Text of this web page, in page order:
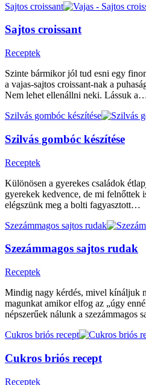
Sajtos croissant
Sajtos croissant
Receptek
Szinte bármikor jól tud esni egy
a vajas-sajtos croissant-nak a
Nem lehet ellenállni neki. Lássuk
Szilvás gombóc készítése
Szilvás gombóc készítése
Receptek
Különösen a gyerekes családok
gyerekek kedvence, de mi felnőttek
elégszünk meg a bolti fagyasztott…
Szezámmagos sajtos rudak
Szezámmagos sajtos rudak
Receptek
Mindig nagy kérdés, mivel kínáljuk
magunkat amikor elfog az „úgy
népszerűek nálunk a szezámmagos
Cukros briós recept
Cukros briós recept
Receptek